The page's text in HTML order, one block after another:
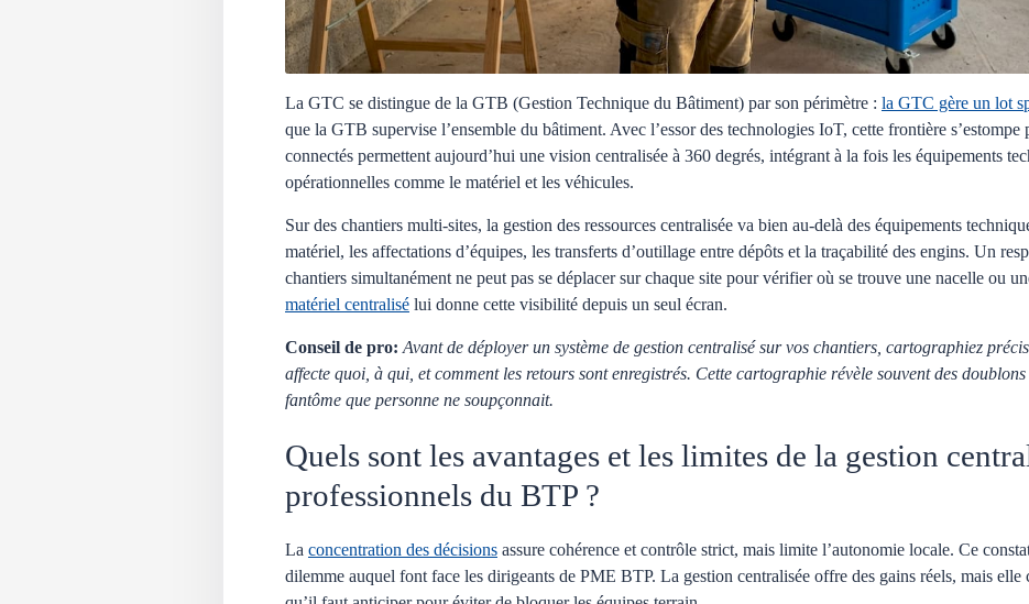
La GTC se distingue de la GTB (Gestion Technique du Bâtiment) par son périmètre : la GTC gère un lot
que la GTB supervise l’ensemble du bâtiment. Avec l’essor des technologies IoT, cette frontière s’estompe
connectés permettent aujourd’hui une vision centralisée à 360 degrés, intégrant à la fois les équipements
opérationnelles comme le matériel et les véhicules.
Sur des chantiers multi-sites, la gestion des ressources centralisée va bien au-delà des équipements
matériel, les affectations d’équipes, les transferts d’outillage entre dépôts et la traçabilité des engins. Un
chantiers simultanément ne peut pas se déplacer sur chaque site pour vérifier où se trouve une nacelle ou
matériel centralisé lui donne cette visibilité depuis un seul écran.
Conseil de pro: Avant de déployer un système de gestion centralisé sur vos chantiers, cartographiez
affecte quoi, à qui, et comment les retours sont enregistrés. Cette cartographie révèle souvent des
fantôme que personne ne soupçonnait.
Quels sont les avantages et les limites de la gestion
professionnels du BTP ?
La concentration des décisions assure cohérence et contrôle strict, mais limite l’autonomie locale. Ce
dilemme auquel font face les dirigeants de PME BTP. La gestion centralisée offre des gains réels, mais elle